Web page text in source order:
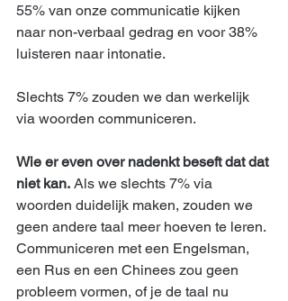
55% van onze communicatie kijken
naar non-verbaal gedrag en voor 38%
luisteren naar intonatie.
Slechts 7% zouden we dan werkelijk
via woorden communiceren.
Wie er even over nadenkt beseft dat dat
niet kan. Als we slechts 7% via
woorden duidelijk maken, zouden we
geen andere taal meer hoeven te leren.
Communiceren met een Engelsman,
een Rus en een Chinees zou geen
probleem vormen, of je de taal nu